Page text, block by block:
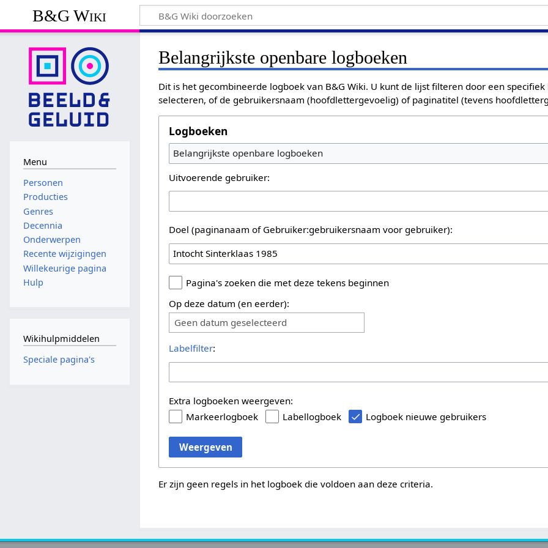
B&G Wiki
Belangrijkste openbare logboeken
Dit is het gecombineerde logboek van B&G Wiki. U kunt de lijst filteren door een
selecteren, of de gebruikersnaam (hoofdlettergevoelig) of paginatitel (tevens
Logboeken
Belangrijkste openbare logboeken
Uitvoerende gebruiker:
Doel (paginanaam of Gebruiker:gebruikersnaam voor gebruiker):
Pagina's zoeken die met deze tekens beginnen
Op deze datum (en eerder):
Geen datum geselecteerd
Labelfilter:
Extra logboeken weergeven:
Markeerlogboek
Labellogboek Logboek nieuwe gebruikers
Weergeven
Er zijn geen regels in het logboek die voldoen aan deze criteria.
Menu
Personen
Producties
Genres
Decennia
Onderwerpen
Recente wijzigingen
Willekeurige pagina
Hulp
Wikihulpmiddelen
Speciale pagina's